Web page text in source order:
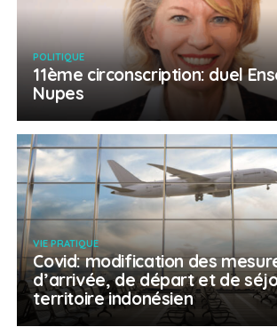
POLITIQUE
11ème circonscription: duel
Nupes
VIE PRATIQUE
Covid: modification des
d’arrivée, de départ et de
territoire indonésien